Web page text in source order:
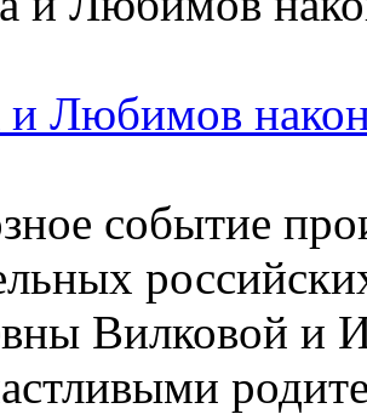
и Любимов
событие
Вилковой и